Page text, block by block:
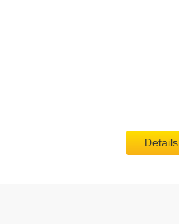
Details